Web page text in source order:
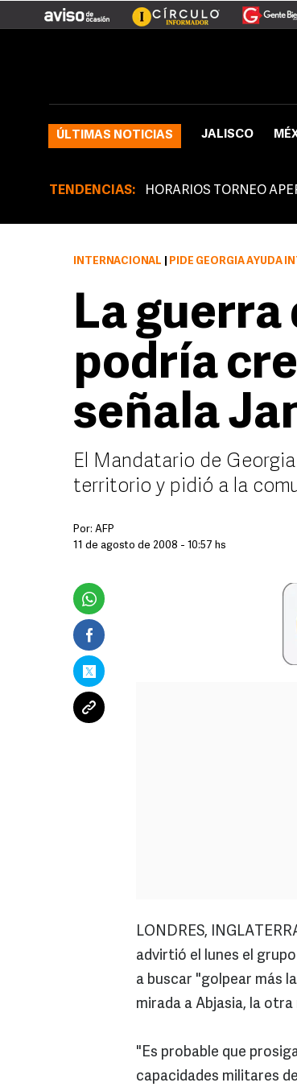
ÚLTIMAS NOTICIAS JALISCO
TENDENCIAS: HORARIOS TORNEO
INTERNACIONAL PIDE GEORGIA AYUDA
La guerra
podría
señala
El Mandatario de
territorio y pidió a la
Por: AFP
11 de agosto de 2008 - 10:57 hs
LONDRES,
advirtió el lunes el
a buscar "golpear más
mirada a Abjasia, la
"Es probable que
capacidades militares